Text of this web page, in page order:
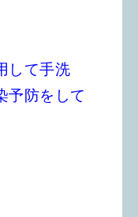
して手洗
予防をして